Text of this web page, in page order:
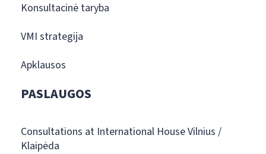
Konsultacinė taryba
VMI strategija
Apklausos
PASLAUGOS
Consultations at International House Vilnius /
Klaipėda